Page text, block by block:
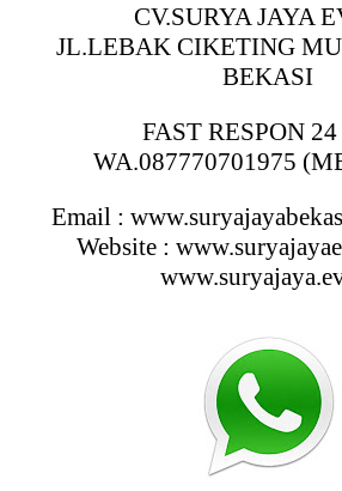
CV.SURYA JAYA
JL.LEBAK CIKETING
BEKASI
FAST RESPON
WA.087770701975
Email :
Website :